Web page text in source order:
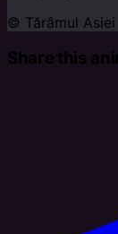
© Tărâmul
Share this